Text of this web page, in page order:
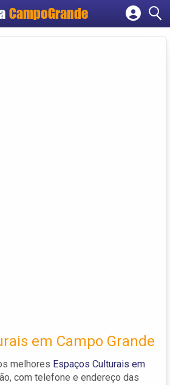
CampoGrande
Cadastrar empresa
em Campo Grande
melhores Espaços Culturais em
com telefone e endereço das